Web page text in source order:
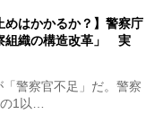
めはかかるか？】警察庁
組織の構造改革」 実
警察官不足」だ。警察
1以…